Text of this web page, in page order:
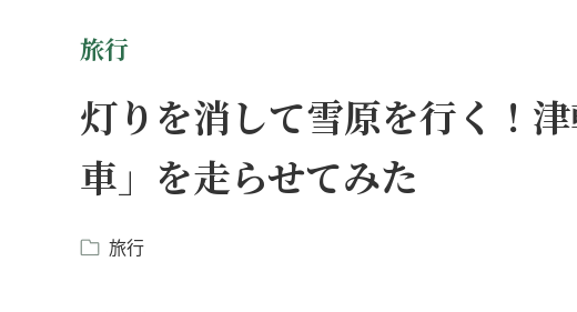
旅行
灯りを消して雪原を行く！
車」を走らせてみた
旅行